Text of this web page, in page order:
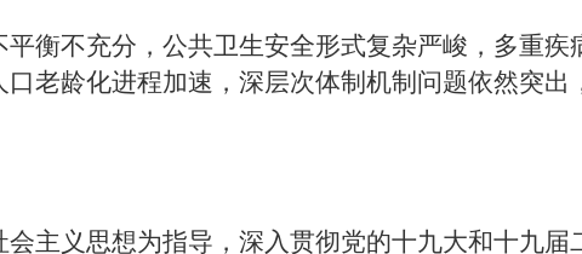
衡不充分，公共卫生安全形式复杂严峻，多重疾
老龄化进程加速，深层次体制机制问题依然突出
会主义思想为指导，深入贯彻党的十九大和十九